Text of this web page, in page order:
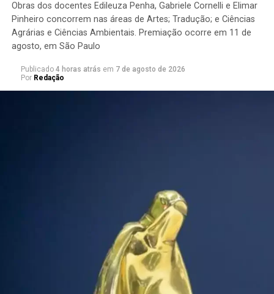
Obras dos docentes Edileuza Penha, Gabriele Cornelli e Elimar
Pinheiro concorrem nas áreas de Artes; Tradução; e Ciências
Agrárias e Ciências Ambientais. Premiação ocorre em 11 de
agosto, em São Paulo
Publicado 4 horas atrás em 7 de agosto de 2026
Por Redação